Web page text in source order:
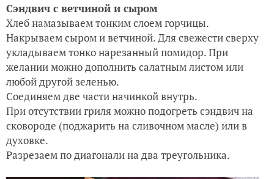
Сэндвич с ветчиной и сыром
Хлеб намазываем тонким слоем горчицы.
Накрываем сыром и ветчиной. Для свежести сверху
укладываем тонко нарезанный помидор. При
желании можно дополнить салатным листом или
любой другой зеленью.
Соединяем две части начинкой внутрь.
При отсутствии гриля можно подогреть сэндвич на
сковороде (поджарить на сливочном масле) или в
духовке.
Разрезаем по диагонали на два треугольника.